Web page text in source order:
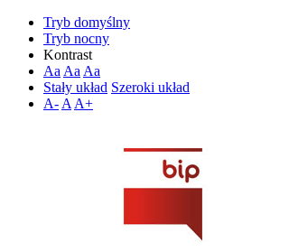
Tryb domyślny
Tryb nocny
Kontrast
Aa Aa Aa
Stały układ Szeroki układ
A- A A+